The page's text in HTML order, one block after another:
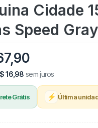
Cidade
Speed
16,98 sem juros
Grátis ⚡ Última